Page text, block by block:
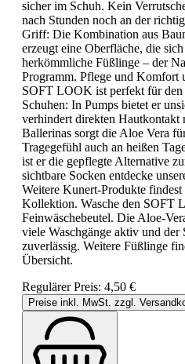
sicher im Schuh. Kein
nach Stunden noch an der
Griff: Die Kombination aus
erzeugt eine Oberfläche, die
herkömmliche Füßlinge – der
Programm. Pflege und Komfort
SOFT LOOK ist perfekt für den
Schuhen: In Pumps bietet er
verhindert direkten Hautkontakt
Ballerinas sorgt die Aloe Vera
Tragegefühl auch an heißen
ist er die gepflegte Alternative
sichtbare Socken entdecke
Weitere Kunert-Produkte
Kollektion. Wasche den SOFT
Feinwäschebeutel. Die Aloe-
viele Waschgänge aktiv und
zuverlässig. Weitere Füßlinge
Übersicht.
Regulärer Preis: 4,50 €
Preise inkl. MwSt. zzgl.